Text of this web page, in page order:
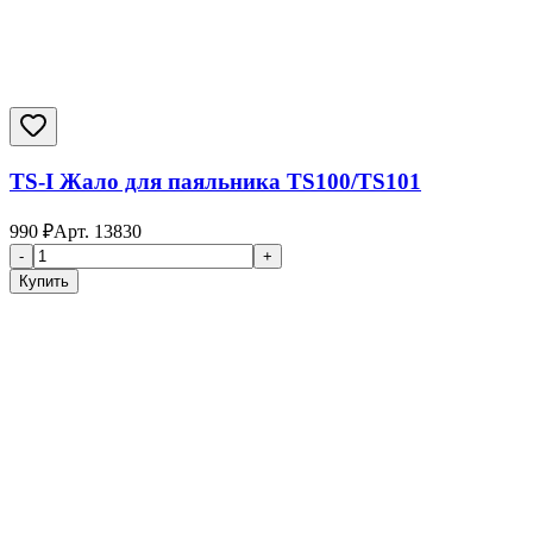
TS-I Жало для паяльника TS100/TS101
990 ₽Арт. 13830
-
+
Купить